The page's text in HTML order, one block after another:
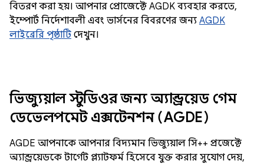
বিতরণ করা হয়। আপনার প্রোজেক্টে AGDK ব্যবহার করতে,
ইম্পোর্ট নির্দেশাবলী এবং ভার্সনের বিবরণের জন্য AGDK
লাইব্রেরি পৃষ্ঠাটি দেখুন।
ভিজ্যুয়াল স্টুডিওর জন্য অ্যান্ড্রয়েড গেম
ডেভেলপমেন্ট এক্সটেনশন (AGDE)
AGDE আপনাকে আপনার বিদ্যমান ভিজ্যুয়াল সি++ প্রজেক্টে
অ্যান্ড্রয়েডকে টার্গেট প্ল্যাটফর্ম হিসেবে যুক্ত করার সুযোগ দেয়,